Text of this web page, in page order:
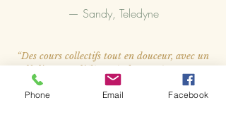
— Sandy, Teledyne
“Des cours collectifs tout en douceur, avec un
fil directeur différent à chaque séance, une
attention à chacun pour corriger les postures
lorsque cela est nécessaire. Bref, un vrai cours
Phone Email Facebook